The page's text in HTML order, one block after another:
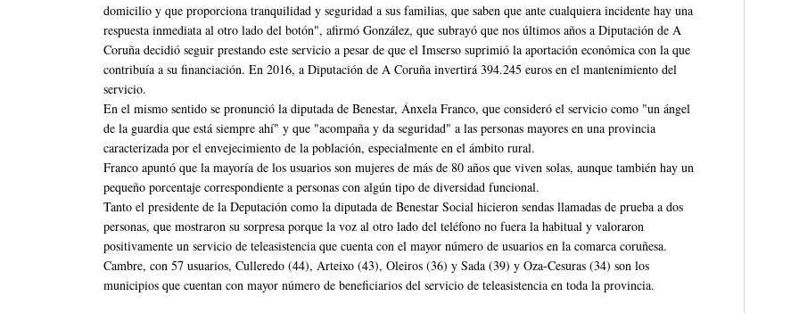
domicilio y que proporciona tranquilidad y seguridad a sus familias, que saben que ante cualquiera incidente hay una
respuesta inmediata al otro lado del botón", afirmó González, que subrayó que nos últimos años a Diputación de A
Coruña decidió seguir prestando este servicio a pesar de que el Imserso suprimió la aportación económica con la que
contribuía a su financiación. En 2016, a Diputación de A Coruña invertirá 394.245 euros en el mantenimiento del
servicio.
En el mismo sentido se pronunció la diputada de Benestar, Ánxela Franco, que consideró el servicio como "un ángel
de la guardia que está siempre ahí" y que "acompaña y da seguridad" a las personas mayores en una provincia
caracterizada por el envejecimiento de la población, especialmente en el ámbito rural.
Franco apuntó que la mayoría de los usuarios son mujeres de más de 80 años que viven solas, aunque también hay un
pequeño porcentaje correspondiente a personas con algún tipo de diversidad funcional.
Tanto el presidente de la Deputación como la diputada de Benestar Social hicieron sendas llamadas de prueba a dos
personas, que mostraron su sorpresa porque la voz al otro lado del teléfono no fuera la habitual y valoraron
positivamente un servicio de teleasistencia que cuenta con el mayor número de usuarios en la comarca coruñesa.
Cambre, con 57 usuarios, Culleredo (44), Arteixo (43), Oleiros (36) y Sada (39) y Oza-Cesuras (34) son los
municipios que cuentan con mayor número de beneficiarios del servicio de teleasistencia en toda la provincia.